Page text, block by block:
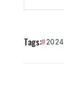
Tags: 2024